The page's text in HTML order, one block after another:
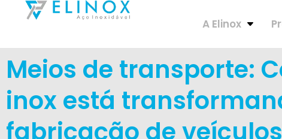
A Elinox
Meios de transporte:
inox está
fabricação de